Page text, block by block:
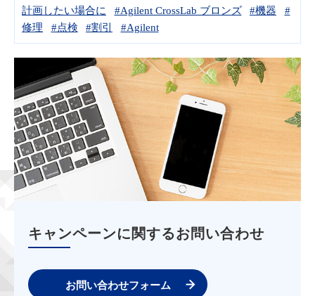
計画したい場合に
#Agilent CrossLab ブロンズ #機器
#
修理
#点検 #割引 #Agilent
キャンペーンに関するお問い合わせ
お問い合わせフォーム